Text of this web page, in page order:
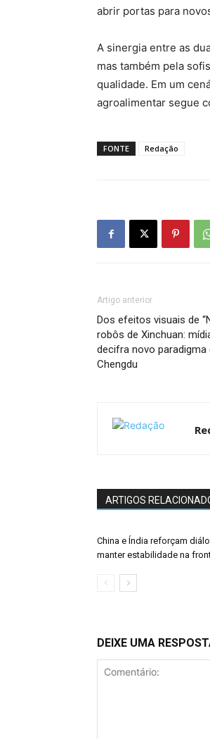
abrir portas para
A sinergia entre as
mas também pela
qualidade. Em um
agroalimentar segue
FONTE Redação
Artigo anterior
Dos efeitos visuais de
robôs de Xinchuan:
decifra novo paradigma
Chengdu
ARTIGOS
China e Índia reforçam
manter estabilidade na
DEIXE UMA